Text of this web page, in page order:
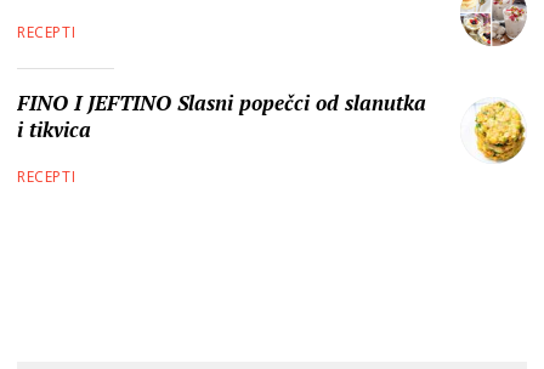
RECEPTI
FINO I JEFTINO Slasni popečci od slanutka
i tikvica
RECEPTI